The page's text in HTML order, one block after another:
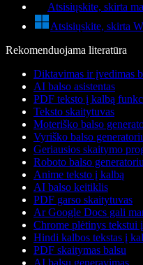
Atsisiųskite, skirta
Atsisiųskite, skirta
Rekomenduojama literatūra
Diktavimas ir įvedimas
AI balso asistentas
PDF teksto į kalbą
Teksto skaitytuvas
Moteriško balso
Vyriško balso
Geriausios skaitymo
Roboto balso
Anime teksto į kalbą
AI balso keitiklis
PDF garso skaitytuvas
Ar Google Docs gali
Chrome plėtinys tekstui
Hindi kalbos tekstas į
PDF skaitymas balsu
AI balsų generavimas